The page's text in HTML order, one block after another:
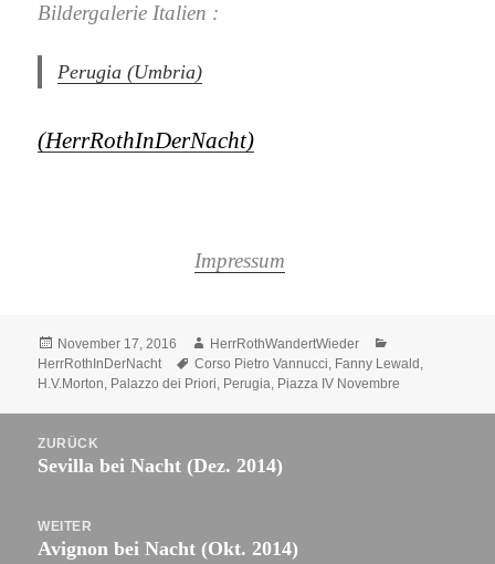
Bildergalerie Italien :
Perugia (Umbria)
(HerrRothInDerNacht)
Impressum
Veröffentlicht
am
November 17, 2016 Autor
HerrRothWandertWieder
HerrRothInDerNacht
Schlagwörter
Corso Pietro Vannucci, Fanny Lewald ,
H.V.Morton, Palazzo dei Priori, Perugia, Piazza IV Novembre
Navigation
ZURÜCK
Vorheriger
Sevilla bei Nacht (Dez. 2014)
WEITER
Nächster
Avignon bei Nacht (Okt. 2014)